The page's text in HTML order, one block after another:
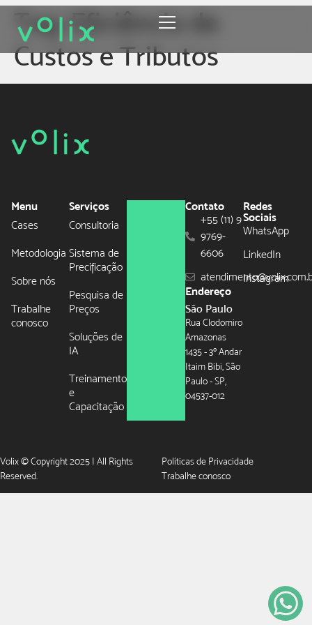
Tag:Eficiência de
Custos e Tributos
Menu
Cases
Metodologia
Sobre nós
Trabalhe
conosco
Serviços
Consultoria
Sistema de
Precificação
Pesquisa de
Preços
Soluções de
IA
Treinamento
e
Capacitação
Contato
+55 (11) 9
9769-
6606
Endereço
São Paulo
Rua Clodomiro
Amazonas
1435 - 3º Andar
Itaim Bibi, São
Paulo - SP,
04537-012
Redes
Sociais
WhatsApp
LinkedIn
Instagram
Volix © Copyright 2025 | All Rights
Reserved.
Políticas de Privacidade
Trabalhe conosco